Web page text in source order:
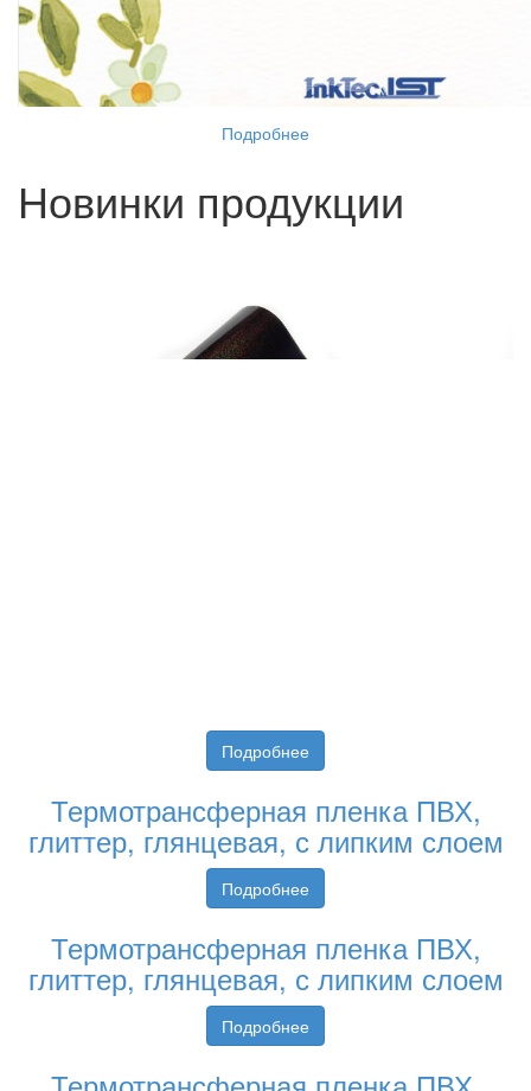
Подробнее
Новинки продукции
Подробнее
Термотрансферная пленка ПВХ,
глиттер, глянцевая, с липким слоем
Подробнее
Термотрансферная пленка ПВХ,
глиттер, глянцевая, с липким слоем
Подробнее